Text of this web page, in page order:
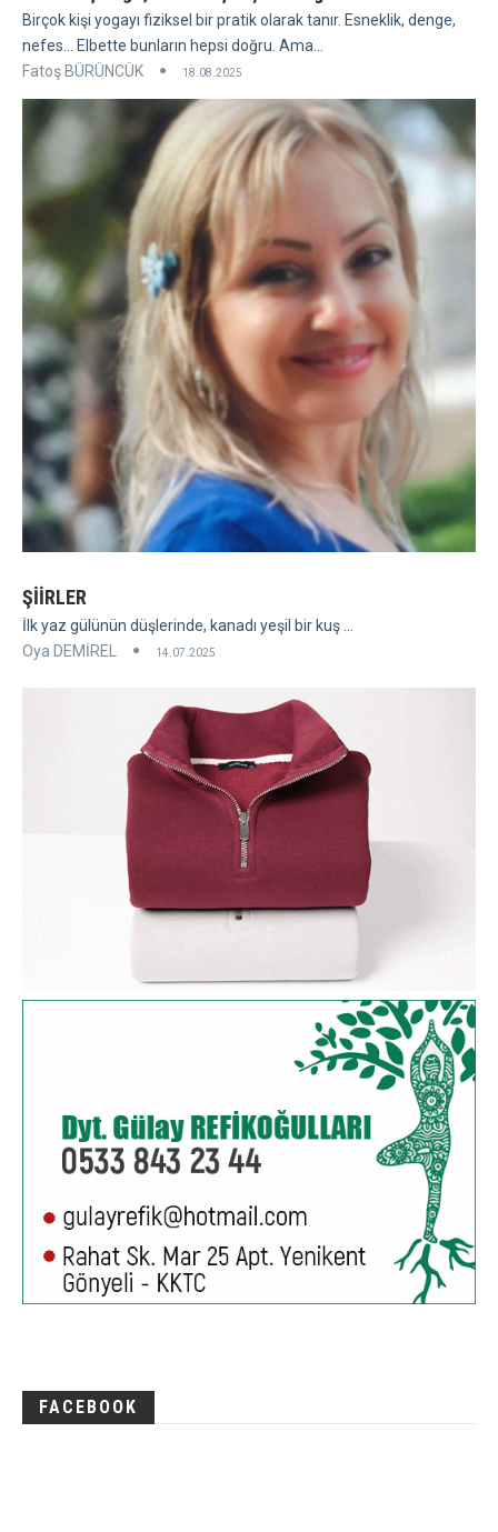
Birçok kişi yogayı fiziksel bir pratik olarak tanır. Esneklik, denge,
nefes... Elbette bunların hepsi doğru. Ama...
Fatoş BÜRÜNCÜK
18.08.2025
ŞİİRLER
İlk yaz gülünün düşlerinde, kanadı yeşil bir kuş ...
Oya DEMİREL
14.07.2025
FACEBOOK